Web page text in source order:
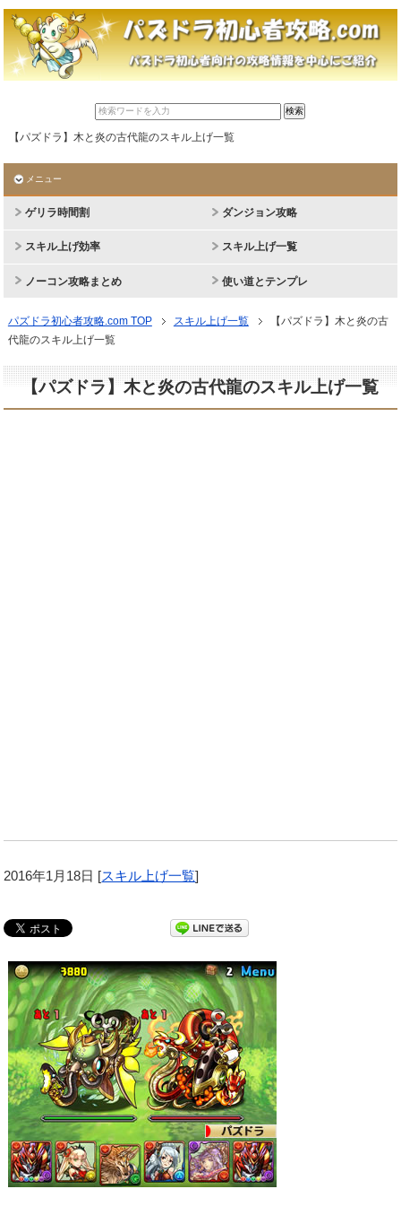
【パズドラ】木と炎の古代龍のスキル上げ一覧
メニュー
ゲリラ時間割 ダンジョン攻略
スキル上げ効率 スキル上げ一覧
ノーコン攻略まとめ 使い道とテンプレ
パズドラ初心者攻略.com TOP スキル上げ一覧
【パズドラ】木と炎の古
代龍のスキル上げ一覧
【パズドラ】木と炎の古代龍のスキル上げ一覧
2016年1月18日 [スキル上げ一覧]